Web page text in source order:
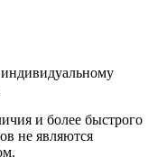
и более быстрого
не являются